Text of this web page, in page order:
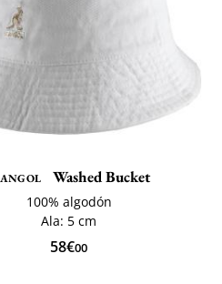
Washed Bucket
100% algodón
Ala: 5 cm
58€00